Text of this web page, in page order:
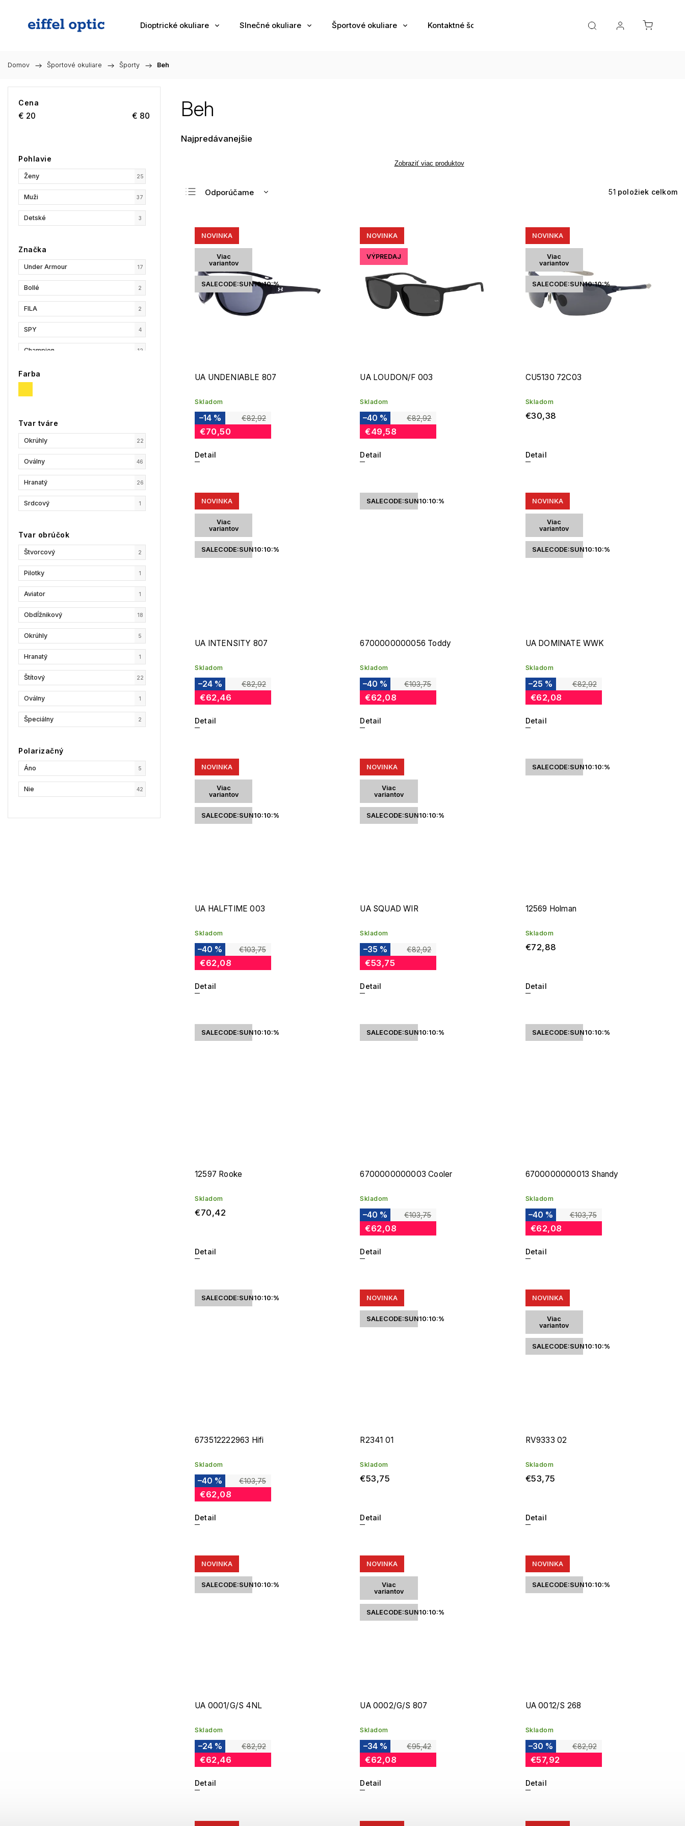
Dioptrické okuliare Slnečné okuliare Športové okuliare Kontaktné šošovky Roztoky a očné kvapky Doplnky
Domov / Športové okuliare / Športy / Beh
Cena
€ 20 € 80
Pohlavie
Ženy 25
Muži 37
Detské 3
Značka
Under Armour 17
Bollé 2
FILA 2
SPY 4
Champion 12
Reebok
Farba
Tvar tváre
Okrúhly 22
Oválny 46
Hranatý 26
Srdcový 1
Tvar obrúčok
Štvorcový 2
Pilotky 1
Aviator 1
Obdĺžnikový 18
Okrúhly 5
Hranatý 1
Štítový 22
Oválny 1
Špeciálny 2
Polarizačný
Áno 5
Nie 42
Beh
Najpredávanejšie
Zobraziť viac produktov
Odporúčame
Najpredávanejšie
Abecedne
51 položiek celkom
NOVINKA
Viac
variantov
SALECODE:SUN10:10:%
UA UNDENIABLE 807
Skladom
€82,92
–14 %
€70,50
Detail
NOVINKA
VÝPREDAJ
UA LOUDON/F 003
Skladom
€82,92
–40 %
€49,58
Detail
NOVINKA
Viac
variantov
SALECODE:SUN10:10:%
CU5130 72C03
Skladom
€30,38
Detail
NOVINKA
Viac
variantov
SALECODE:SUN10:10:%
UA INTENSITY 807
Skladom
€82,92
–24 %
€62,46
Detail
SALECODE:SUN10:10:%
6700000000056 Toddy
Skladom
€103,75
–40 %
€62,08
Detail
NOVINKA
Viac
variantov
SALECODE:SUN10:10:%
UA DOMINATE WWK
Skladom
€82,92
–25 %
€62,08
Detail
NOVINKA
Viac
variantov
SALECODE:SUN10:10:%
UA HALFTIME 003
Skladom
€103,75
–40 %
€62,08
Detail
NOVINKA
Viac
variantov
SALECODE:SUN10:10:%
UA SQUAD WIR
Skladom
€82,92
–35 %
€53,75
Detail
SALECODE:SUN10:10:%
12569 Holman
Skladom
€72,88
Detail
SALECODE:SUN10:10:%
12597 Rooke
Skladom
€70,42
Detail
SALECODE:SUN10:10:%
6700000000003 Cooler
Skladom
€103,75
–40 %
€62,08
Detail
SALECODE:SUN10:10:%
6700000000013 Shandy
Skladom
€103,75
–40 %
€62,08
Detail
SALECODE:SUN10:10:%
673512222963 Hifi
Skladom
€103,75
–40 %
€62,08
Detail
NOVINKA
SALECODE:SUN10:10:%
R2341 01
Skladom
€53,75
Detail
NOVINKA
Viac
variantov
SALECODE:SUN10:10:%
RV9333 02
Skladom
€53,75
Detail
NOVINKA
SALECODE:SUN10:10:%
UA 0001/G/S 4NL
Skladom
€82,92
–24 %
€62,46
Detail
NOVINKA
Viac
variantov
SALECODE:SUN10:10:%
UA 0002/G/S 807
Skladom
€95,42
–34 %
€62,08
Detail
NOVINKA
SALECODE:SUN10:10:%
UA 0012/S 268
Skladom
€82,92
–30 %
€57,92
Detail